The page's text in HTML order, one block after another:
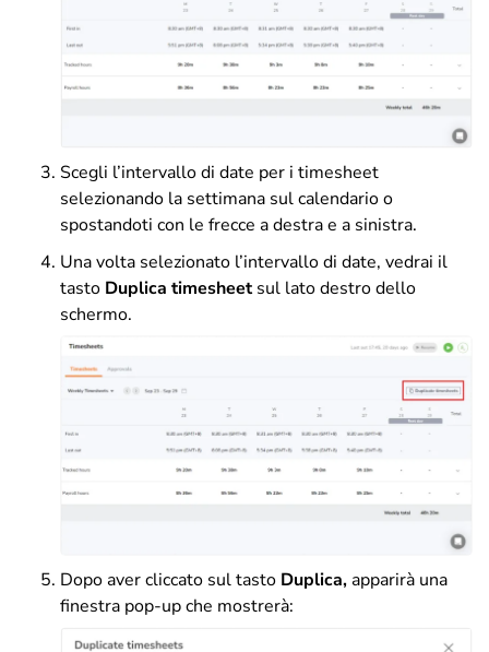
Scegli l’intervallo di date per i timesheet
selezionando la settimana sul calendario o
spostandoti con le frecce a destra e a sinistra.
Una volta selezionato l’intervallo di date, vedrai il
tasto Duplica timesheetsul lato destro dello
schermo.
Dopo aver cliccato sul tasto Duplica,apparirà una
finestra pop-up che mostrerà: